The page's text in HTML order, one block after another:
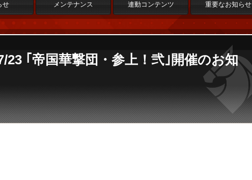
せ メンテナンス 連動コンテンツ 重要なお知らせ
｢帝国華撃団・参上！弐｣開催のお知